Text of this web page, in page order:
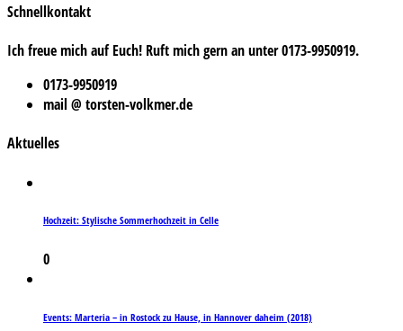
Schnellkontakt
Ich freue mich auf Euch! Ruft mich gern an unter 0173-9950919.
0173-9950919
mail @ torsten-volkmer.de
Aktuelles
Hochzeit: Stylische Sommerhochzeit in Celle
0
Events: Marteria – in Rostock zu Hause, in Hannover daheim (2018)